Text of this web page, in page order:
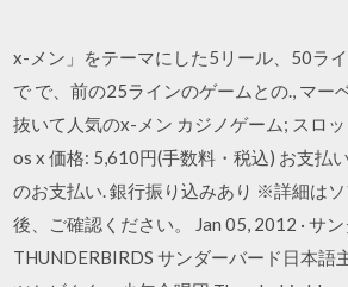
x-メン」をテーマにした5リール、50ラ
で で、前の25ラインのゲームとの., マー
抜いて人気のx-メン カジノゲーム; スロ
os x 価格: 5,610円(手数料・税込) お支払
のお支払い. 銀行振り込みあり ※詳細は
後、ご確認ください。 Jan 05, 2012 · サ
THUNDERBIRDS サンダーバード日本語